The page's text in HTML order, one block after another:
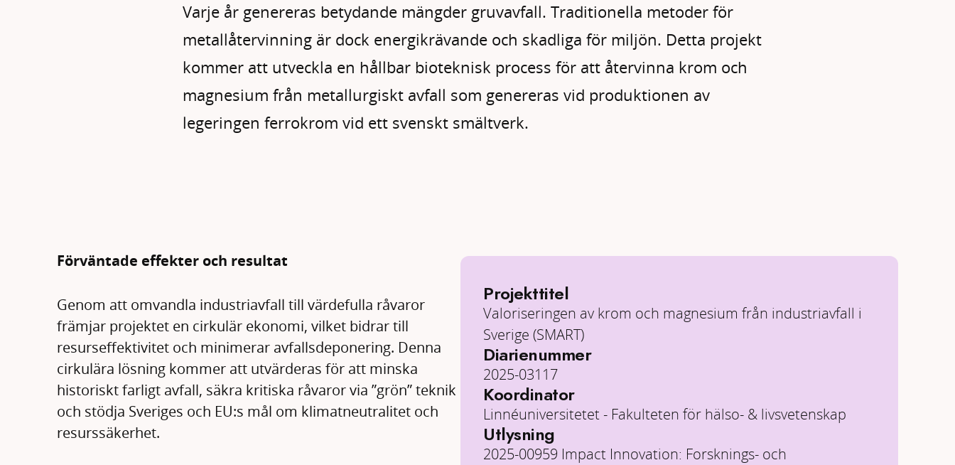
Varje år genereras betydande mängder gruvavfall. Traditionella metoder för
metallåtervinning är dock energikrävande och skadliga för miljön. Detta projekt
kommer att utveckla en hållbar bioteknisk process för att återvinna krom och
magnesium från metallurgiskt avfall som genereras vid produktionen av
legeringen ferrokrom vid ett svenskt smältverk.
Förväntade effekter och resultat
Genom att omvandla industriavfall till värdefulla råvaror
främjar projektet en cirkulär ekonomi, vilket bidrar till
resurseffektivitet och minimerar avfallsdeponering. Denna
cirkulära lösning kommer att utvärderas för att minska
historiskt farligt avfall, säkra kritiska råvaror via ”grön” teknik
och stödja Sveriges och EU:s mål om klimatneutralitet och
resurssäkerhet.
Projekttitel
Valoriseringen av krom och magnesium från industriavfall i
Sverige (SMART)
Diarienummer
2025-03117
Koordinator
Linnéuniversitetet - Fakulteten för hälso- & livsvetenskap
Utlysning
2025-00959 Impact Innovation: Forsknings- och